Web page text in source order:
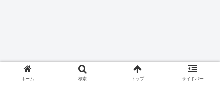
ホーム 検索 トップ サイドバー